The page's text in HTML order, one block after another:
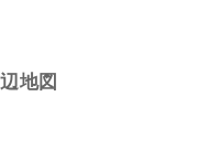
地図